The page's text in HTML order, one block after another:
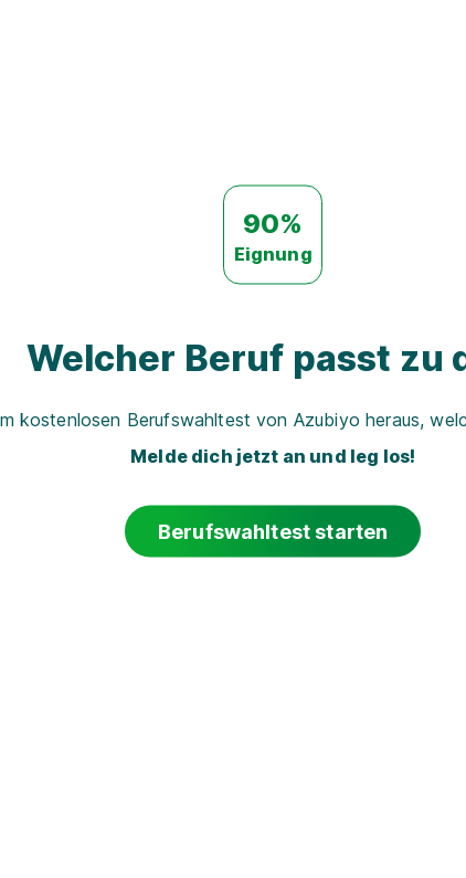
90%
Eignung
Welcher Beruf passt zu
kostenlosen Berufswahltest von Azubiyo heraus,
Melde dich jetzt an und leg los!
Berufswahltest starten